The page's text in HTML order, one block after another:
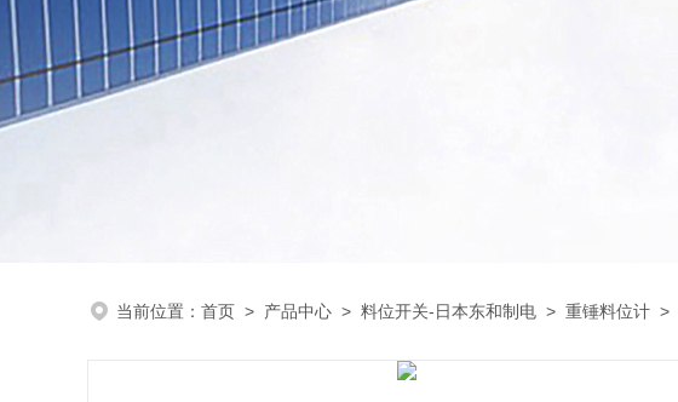
当前位置： 首页 > 产品中心 > 料位开关-日本东和制电 > 重锤料位计 >